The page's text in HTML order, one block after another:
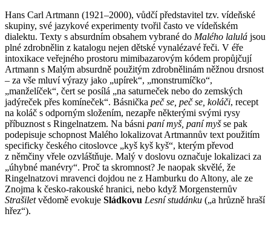
Hans Carl Artmann (1921–2000), vůdčí představitel tzv. vídeňské
skupiny, své jazykové experimenty tvořil často ve vídeňském
dialektu. Texty s absurdním obsahem vybrané do Malého lalulá jsou
plné zdrobnělin z katalogu nejen dětské vynalézavé řeči. V éře
intoxikace veřejného prostoru mimibazarovým kódem propůjčují
Artmann s Malým absurdně použitým zdrobnělinám něžnou drsnost
– za vše mluví výrazy jako „upírek“, „monstrumíčko“,
„manželíček“, čert se posílá „na saturneček nebo do zemských
jadýreček přes komíneček“. Básnička peč se, peč se, koláči, recept
na koláč s odporným složením, nezapře některými svými rysy
příbuznost s Ringelnatzem. Na básni paní myš, paní myšse pak
podepisuje schopnost Malého lokalizovat Artmannův text použitím
specificky českého citoslovce „kyš kyš kyš“, kterým převod
z němčiny vřele ozvláštňuje. Malý v doslovu označuje lokalizaci za
„úhybné manévry“. Proč ta skromnost? Je naopak skvělé, že
Ringelnatzovi mravenci dojdou ne z Hamburku do Altony, ale ze
Znojma k česko-rakouské hranici, nebo když Morgensternův
Strašiletvědomě evokuje Sládkovu Lesní studánku („a hrůzně hraší
hřez“).